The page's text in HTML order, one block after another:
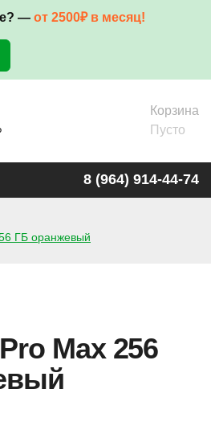
— от 2500₽ в месяц!
Корзина
Пусто
8 (964) 914-44-74
ГБ оранжевый
Max 256